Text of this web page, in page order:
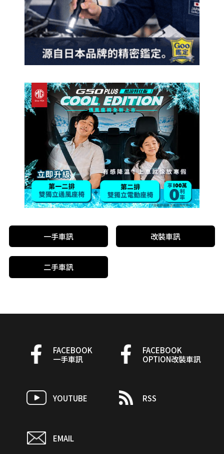
一手車訊 改裝車訊
二手車訊
FACEBOOK
一手車訊
FACEBOOK
OPTION改裝車訊
YOUTUBE RSS
EMAIL